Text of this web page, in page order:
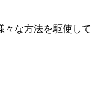
々な方法を駆使して